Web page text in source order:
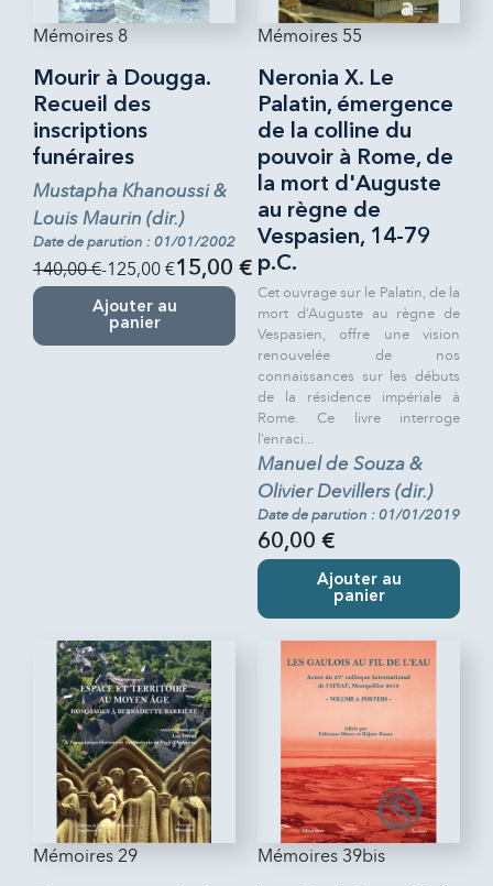
Mémoires 8
Mourir à Dougga.
Recueil des
inscriptions
funéraires
Mustapha Khanoussi &
Louis Maurin (dir.)
Date de parution : 01/01/2002
140,00 €-125,00 €15,00 €
Ajouter au
panier
Mémoires 55
Neronia X. Le
Palatin, émergence
de la colline du
pouvoir à Rome, de
la mort d'Auguste
au règne de
Vespasien, 14-79
p.C.
Cet ouvrage sur le Palatin, de la
mort d’Auguste au règne de
Vespasien, offre une vision
renouvelée de nos
connaissances sur les débuts
de la résidence impériale à
Rome. Ce livre interroge
l’enraci...
Manuel de Souza &
Olivier Devillers (dir.)
Date de parution : 01/01/2019
60,00 €
Ajouter au
panier
Mémoires 29 Mémoires 39bis